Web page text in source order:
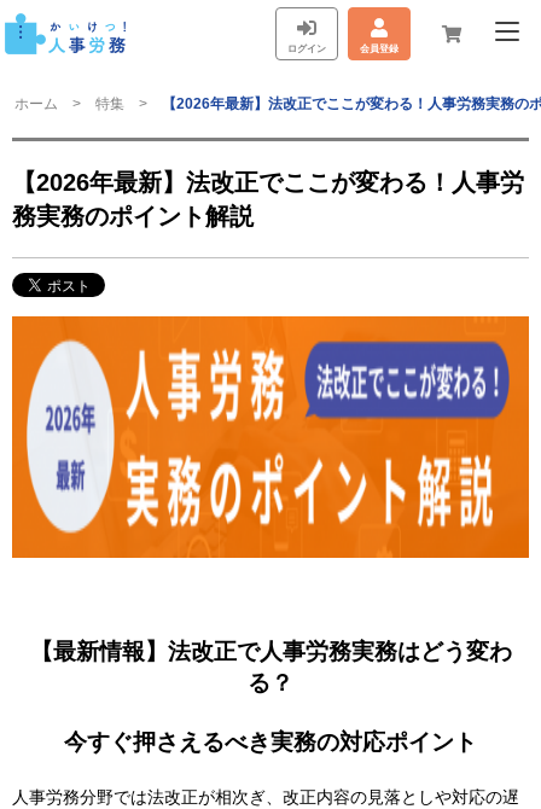
ログイン 会員登録
ホーム 特集 【2026年最新】法改正でここが変わる！人事労務実務の
【2026年最新】法改正でここが変わる！人事労
務実務のポイント解説
【最新情報】法改正で人事労務実務はどう変わ
る？
今すぐ押さえるべき実務の対応ポイント
人事労務分野では法改正が相次ぎ、改正内容の見落としや対応の遅